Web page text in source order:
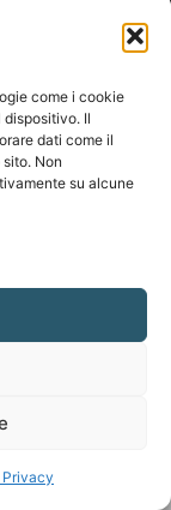
come i cookie
Il
dati come il
Non
su alcune